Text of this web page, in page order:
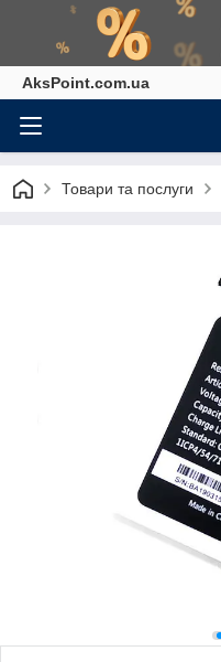
AksPoint.com.ua
Товари та послуги